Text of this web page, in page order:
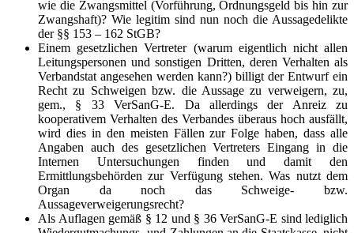
wie die Zwangsmittel (Vorführung, Ordnungsgeld bis hin zur
Zwangshaft)? Wie legitim sind nun noch die Aussagedelikte
der §§ 153 – 162 StGB?
Einem gesetzlichen Vertreter (warum eigentlich nicht allen
Leitungspersonen und sonstigen Dritten, deren Verhalten als
Verbandstat angesehen werden kann?) billigt der Entwurf ein
Recht zu Schweigen bzw. die Aussage zu verweigern, zu,
gem., § 33 VerSanG-E. Da allerdings der Anreiz zu
kooperativem Verhalten des Verbandes überaus hoch ausfällt,
wird dies in den meisten Fällen zur Folge haben, dass alle
Angaben auch des gesetzlichen Vertreters Eingang in die
Internen Untersuchungen finden und damit den
Ermittlungsbehörden zur Verfügung stehen. Was nutzt dem
Organ da noch das Schweige- bzw.
Aussageverweigerungsrecht?
Als Auflagen gemäß § 12 und § 36 VerSanG-E sind lediglich